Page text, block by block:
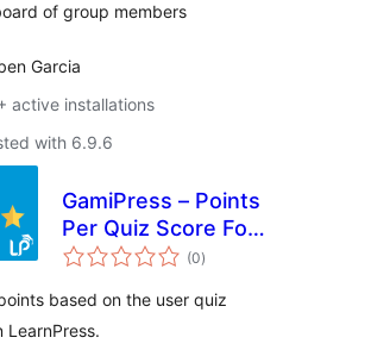
of group members
Garcia
active installations
with 6.9.6
GamiPress – Points
Per Quiz Score For
LearnPress (0total
ratings
)
based on the user quiz
LearnPress.